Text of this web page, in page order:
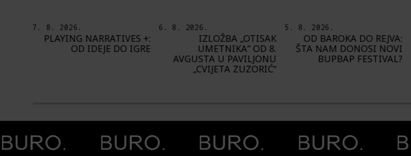
6. 8. 2026.
IZLOŽBA „OTISAK
UMETNIKA“ OD 8.
5. 8. 2026.
OD BAROKA DO REJVA:
ŠTA NAM DONOSI NOVI
BUPBAP FESTIVAL?
5. 8. 2026.
PEDJA TE8 ETNOGRAFSKE
MOTIVE NAŠEG
PROSTORA PRESLIKAO NA